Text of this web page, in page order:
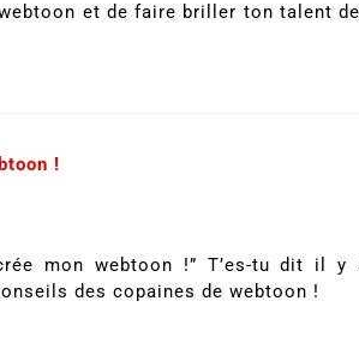
et de faire briller ton talent
!
mon webtoon !” T’es-tu dit il
des copaines de webtoon !